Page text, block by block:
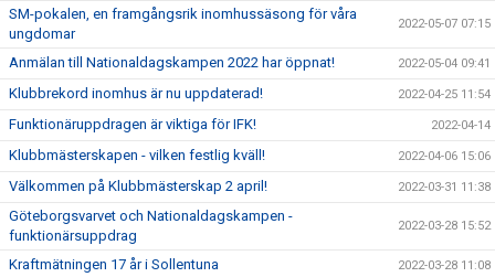
SM-pokalen, en framgångsrik inomhussäsong för våra
ungdomar
2022-05-07 07:15
Anmälan till Nationaldagskampen 2022 har öppnat! 2022-05-04 09:41
Klubbrekord inomhus är nu uppdaterad! 2022-04-25 11:54
Funktionäruppdragen är viktiga för IFK! 2022-04-14
Klubbmästerskapen - vilken festlig kväll! 2022-04-06 15:06
Välkommen på Klubbmästerskap 2 april! 2022-03-31 11:38
Göteborgsvarvet och Nationaldagskampen -
funktionärsuppdrag
2022-03-28 15:52
Kraftmätningen 17 år i Sollentuna 2022-03-28 11:08